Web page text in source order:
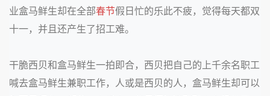
业盒马鲜生却在全部春节假日忙的乐此不疲，觉得每天都双
十一，并且还产生了招工难。
干脆西贝和盒马鲜生一拍即合，西贝把自己的上千余名职工
喊去盒马鲜生兼职工作，人或是西贝的人，盒马鲜生却可以